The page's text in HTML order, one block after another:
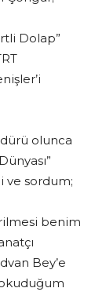
Dolap”
olunca
ve sordum;
benim
Bey’e